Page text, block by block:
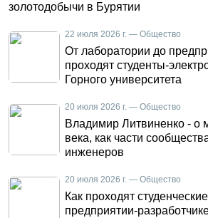
золотодобычи в Бурятии
22 июля 2026 г. — Общество
От лаборатории до
проходят студенты-
Горного университета
20 июля 2026 г. — Общество
Владимир Литвиненко - о
века, как части
инженеров
20 июля 2026 г. — Общество
Как проходят
предприятии-